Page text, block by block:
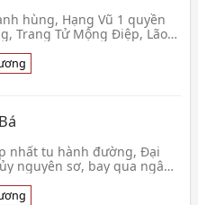
hùng, Hạng Vũ 1 quyền
Trang Tử Mộng Điệp, Lão
Kỵ Sĩ
nhất tu hành đường, Đại
nguyên sơ, bay qua ngân
Phong Trục Vân. CS